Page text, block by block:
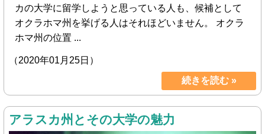
カの大学に留学しようと思っている人も、候補として
オクラホマ州を挙げる人はそれほどいません。 オクラ
ホマ州の位置 ...
（2020年01月25日）
続きを読む »
アラスカ州とその大学の魅力